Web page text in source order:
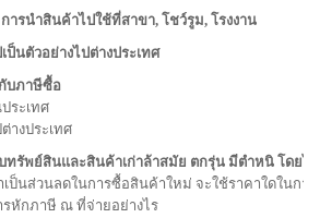
ารนำสินค้าไปใช้ที่สาขา, โชว์รูม, โรงงาน
ป็นตัวอย่างไปต่างประเทศ
บภาษีซื้อ
ระเทศ
งประเทศ
ทรัพย์สินและสินค้าเก่าล้าสมัย ตกรุ่น มีตำหนิ โดยไ
นส่วนลดในการซื้อสินค้าใหม่ จะใช้ราคาใดใน
หักภาษี ณ ที่จ่ายอย่างไร